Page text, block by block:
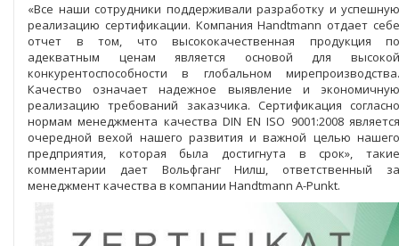
«Все наши сотрудники поддерживали разработку и успешную
реализацию сертификации. Компания Handtmann отдает себе
отчет в том, что высококачественная продукция по
адекватным ценам является основой для высокой
конкурентоспособности в глобальном мирепроизводства.
Качество означает надежное выявление и экономичную
реализацию требований заказчика. Сертификация согласно
нормам менеджмента качества DIN EN ISO 9001:2008 является
очередной вехой нашего развития и важной целью нашего
предприятия, которая была достигнута в срок», такие
комментарии дает Вольфганг Нилш, ответственный за
менеджмент качества в компании Handtmann A-Punkt.